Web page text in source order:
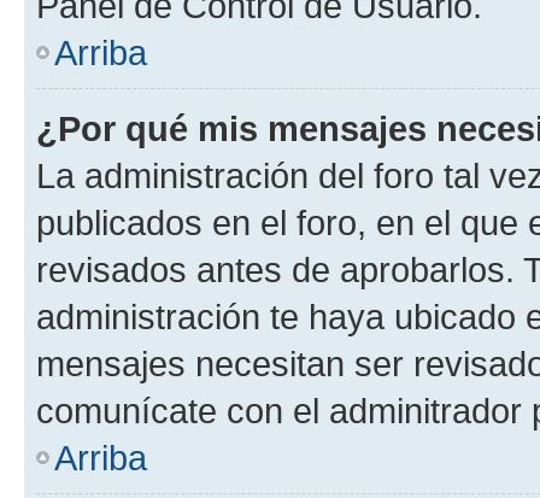
Arriba
¿Por qué mis mensajes
La administración del foro tal
publicados en el foro, en el
revisados antes de aprobarlos.
administración te haya ubicado
mensajes necesitan ser
comunícate con el
Arriba